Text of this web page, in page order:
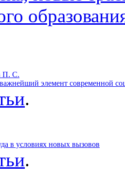
П. С.
элемент современной
.
в условиях новых вызовов
.